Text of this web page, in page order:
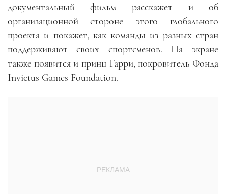
документальный фильм расскажет и об
организационной стороне этого глобального
проекта и покажет, как команды из разных стран
поддерживают своих спортсменов. На экране
также появится и принц Гарри, покровитель Фонда
Invictus Games Foundation.